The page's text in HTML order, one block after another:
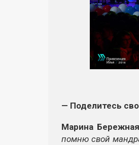
— Поделитесь
Марина
помню свой